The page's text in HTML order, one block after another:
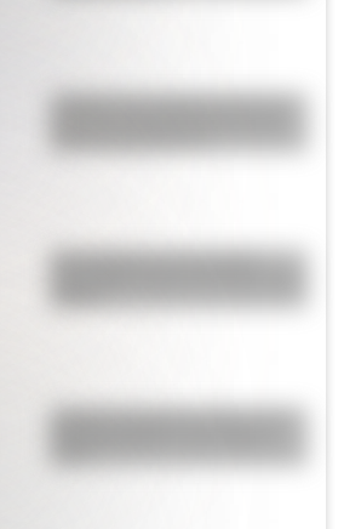
¿Sabías que Argentina tuvo la
alta de Sudamérica?
Una infografía descargable
Andes
¿Cómo era Buenos Aires en la